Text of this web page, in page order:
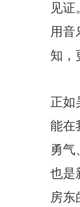
见
用音
知，
正如
能在
勇气
也是
房东